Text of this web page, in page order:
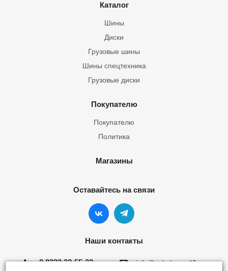
Каталог
Шины
Грузовые шины
Шины спецтехника
Диски
Грузовые диски
Покупателю
Покупателю
Политика
Магазины
Оставайтесь на связи
Наши контакты
8 8332 22-55-22 info@yokohama43.ru